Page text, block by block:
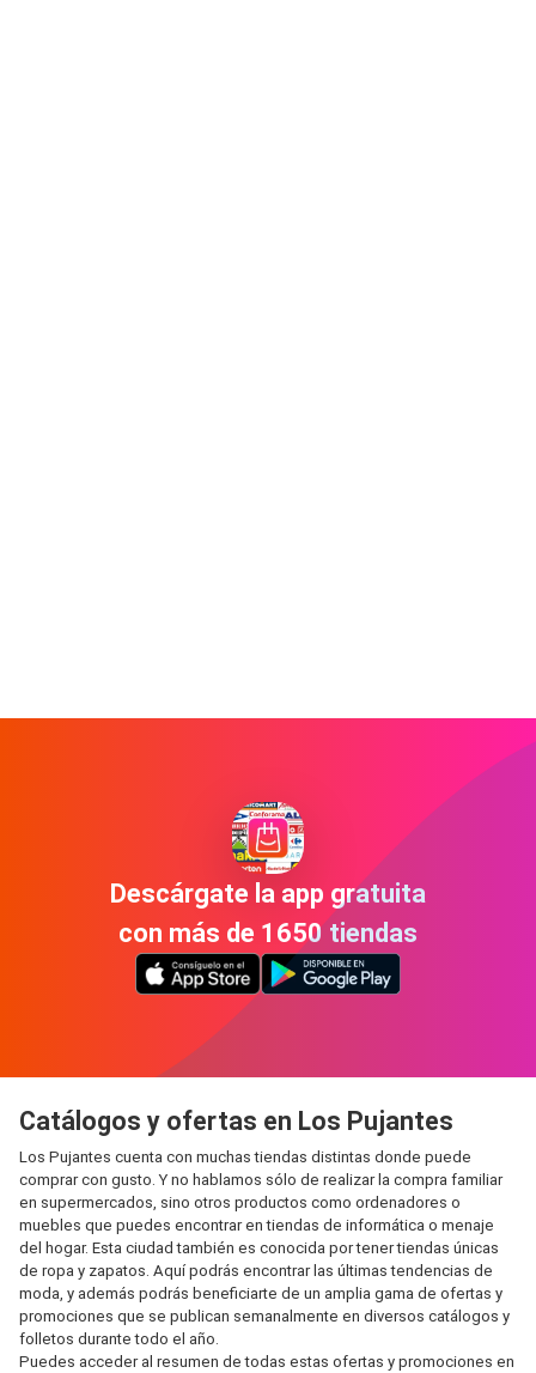
Descárgate la app gratuita
con más de 1650 tiendas
Catálogos y ofertas en Los Pujantes
Los Pujantes cuenta con muchas tiendas distintas donde puede
comprar con gusto. Y no hablamos sólo de realizar la compra familiar
en supermercados, sino otros productos como ordenadores o
muebles que puedes encontrar en tiendas de informática o menaje
del hogar. Esta ciudad también es conocida por tener tiendas únicas
de ropa y zapatos. Aquí podrás encontrar las últimas tendencias de
moda, y además podrás beneficiarte de un amplia gama de ofertas y
promociones que se publican semanalmente en diversos catálogos y
folletos durante todo el año.
Puedes acceder al resumen de todas estas ofertas y promociones en